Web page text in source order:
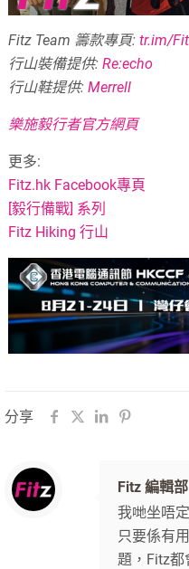
Fitz Team 籌款專頁:tr.im/
行山裝備提供:Re:echo
行山鞋提供:Merrell
樂施毅行者官方網頁
更多:
Fitz.hk Facebook專頁
[毅行備戰] 系列
Fitz Hiking 行山
分享
Fitz 編輯部
我哋坐唔
只要係有
題，Fitz都